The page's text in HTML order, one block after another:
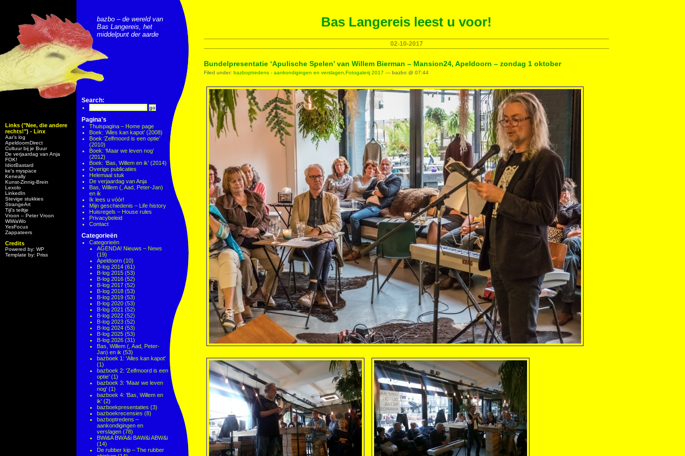
Links ("Nee, die andere
rechts!") - Linx
Aar’s log
ApeldoornDirect
Cultuur bij je Buur
De verjaardag van Anja
FOK!
IdiotBastard
ke's myspace
Keneally
Kunst-Zinnig-Brein
Lexolo
LinkedIn
Stevige stukkies
StrangeArt
Tijl’s teiltje
Vroon – Peter Vroon
WiWaWo
YesFocus
Zappateers
Credits
Powered by: WP
Template by: Priss
bazbo – de wereld van
Bas Langereis, het
middelpunt der aarde
Search:
Pagina's
Thuispagina – Home page
Boek: ‘Alles kan kapot’ (2008)
Boek ‘Zelfmoord is een optie’
(2010)
Boek: ‘Maar we leven nog’
(2012)
Boek: ‘Bas, Willem en ik’ (2014)
Overige publicaties
Helemaal stuk
De verjaardag van Anja
Bas, Willem (, Aad, Peter-Jan)
en ik
Ik lees u vóór!
Mijn geschiedenis – Life history
Huisregels – House rules
Privacybeleid
Contact
Categorieën
Categorieën
AGENDA! Nieuws – News
(19)
Apeldoorn (10)
B-log 2014 (61)
B-log 2015 (53)
B-log 2016 (52)
B-log 2017 (52)
B-log 2018 (53)
B-log 2019 (53)
B-log 2020 (53)
B-log 2021 (52)
B-log 2022 (52)
B-log 2023 (52)
B-log 2024 (53)
B-log 2025 (53)
B-log 2026 (31)
Bas, Willem (, Aad, Peter-
Jan) en ik (53)
bazboek 1: 'Alles kan kapot'
(1)
bazboek 2: 'Zelfmoord is een
optie' (1)
bazboek 3: 'Maar we leven
nog' (1)
bazboek 4: 'Bas, Willem en
ik' (2)
bazboekpresentaties (3)
bazboekrecensies (8)
bazboptredens –
aankondigingen en
verslagen (78)
BWi&A BWA&i BAW&i ABW&i
(14)
De rubber kip – The rubber
Bas Langereis leest u voor!
02-10-2017
Bundelpresentatie ‘Apulische Spelen’ van Willem Bierman – Mansion24, Apeldoorn – zondag 1 oktober
Filed under: bazboptredens - aankondigingen en verslagen Fotogalerij 2017 — bazbo @ 07:44